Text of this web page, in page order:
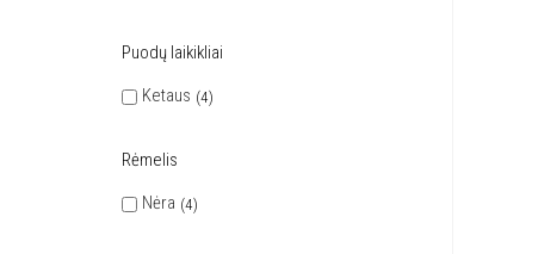
Puodų laikikliai
Ketaus 4
Rėmelis
Nėra 4